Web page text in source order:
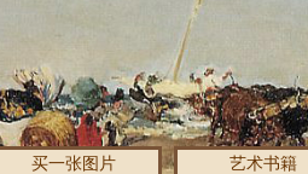
买一张图片 艺术书籍